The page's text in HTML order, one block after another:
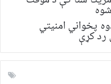
پخواني امنیتي
رد کړې